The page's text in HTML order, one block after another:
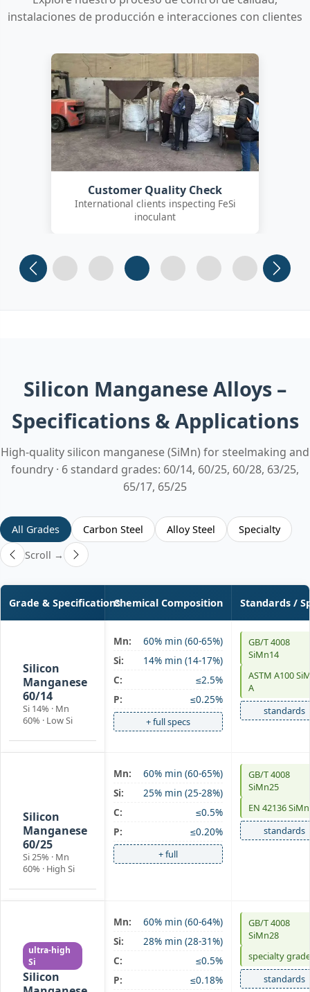
instalaciones de producción e interacciones con clientes
Customer Quality Check
International clients inspecting FeSi
inoculant
Slide 1 Slide 2 Slide 3 Slide 4 (current)
Slide 5 Slide 6
Silicon Manganese Alloys –
Specifications & Applications
High-quality silicon manganese (SiMn) for steelmaking and
foundry · 6 standard grades: 60/14, 60/25, 60/28, 63/25,
65/17, 65/25
All Grades Carbon Steel Alloy Steel
Specialty
Scroll →
Grade & SpecificationsChemical Composition Standards /
Silicon
Manganese
60/14
Si 14% · Mn
60% · Low Si
Mn:
60% min (60-65%)
Si:
14% min (14-17%)
C:
≤2.5%
P:
≤0.25%
+ full specs
GB/T 4008
SiMn14
ASTM A100
A
standards
Silicon
Manganese
60/25
Si 25% · Mn
60% · High Si
Mn:
60% min (60-65%)
Si:
25% min (25-28%)
C:
≤0.5%
P:
≤0.20%
+ full
GB/T 4008
SiMn25
EN 42136
standards
ultra-high
Si
Silicon
Mn:
60% min (60-64%)
Si:
28% min (28-31%)
C:
≤0.5%
P:
≤0.18%
GB/T 4008
SiMn28
specialty grade
standards